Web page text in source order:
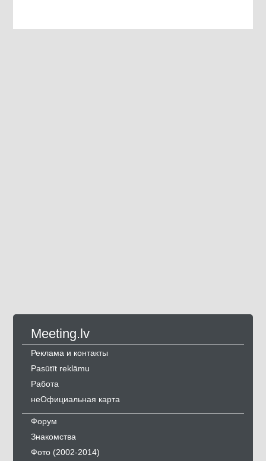
Meeting.lv
Реклама и контакты
Pasūtīt reklāmu
Работа
неОфициальная карта
Форум
Знакомства
Фото (2002-2014)